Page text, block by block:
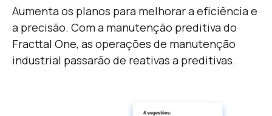
Aumenta os planos para melhorar a eficiência e
a precisão. Com a manutenção preditiva do
Fracttal One, as operações de manutenção
industrial passarão de reativas a preditivas.